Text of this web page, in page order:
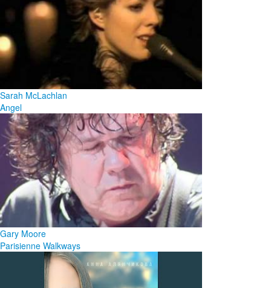
Sarah McLachlan
Angel
Gary Moore
Parisienne Walkways